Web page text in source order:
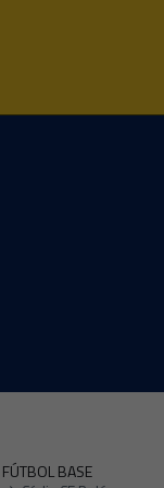
FÚTBOL BASE